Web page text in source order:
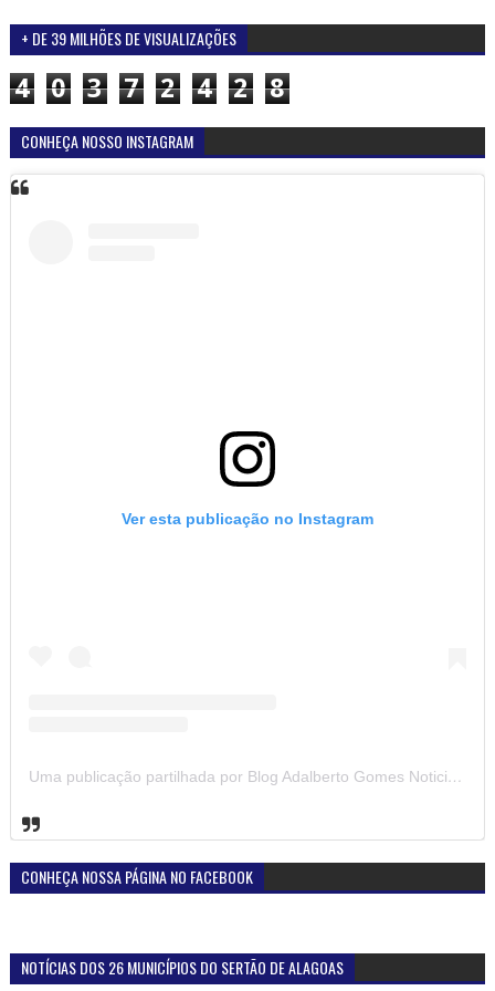
+ DE 39 MILHÕES DE VISUALIZAÇÕES
4 0 3 7 2 4 2 8
CONHEÇA NOSSO INSTAGRAM
Ver esta publicação no Instagram
Uma publicação partilhada por Blog Adalberto Gomes Noticias (@blogadalbertogomesnoticiass)
CONHEÇA NOSSA PÁGINA NO FACEBOOK
NOTÍCIAS DOS 26 MUNICÍPIOS DO SERTÃO DE ALAGOAS